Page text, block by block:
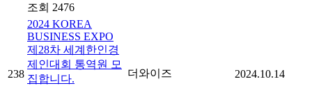
조회 2476
238
2024 KOREA
BUSINESS EXPO
제28차 세계한인경
제인대회 통역원 모
집합니다.
더와이즈 2024.10.14